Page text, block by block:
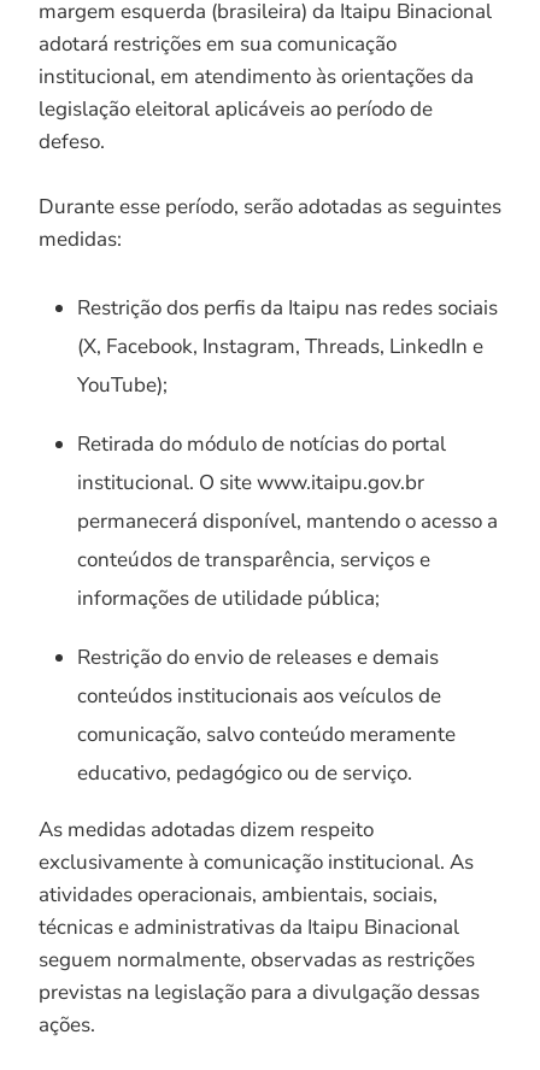
margem esquerda (brasileira) da Itaipu Binacional
adotará restrições em sua comunicação
institucional, em atendimento às orientações da
legislação eleitoral aplicáveis ao período de
defeso.
Durante esse período, serão adotadas as seguintes
medidas:
Restrição dos perfis da Itaipu nas redes sociais
(X, Facebook, Instagram, Threads, LinkedIn e
YouTube);
Retirada do módulo de notícias do portal
institucional. O site www.itaipu.gov.br
permanecerá disponível, mantendo o acesso a
conteúdos de transparência, serviços e
informações de utilidade pública;
Restrição do envio de releases e demais
conteúdos institucionais aos veículos de
comunicação, salvo conteúdo meramente
educativo, pedagógico ou de serviço.
As medidas adotadas dizem respeito
exclusivamente à comunicação institucional. As
atividades operacionais, ambientais, sociais,
técnicas e administrativas da Itaipu Binacional
seguem normalmente, observadas as restrições
previstas na legislação para a divulgação dessas
ações.